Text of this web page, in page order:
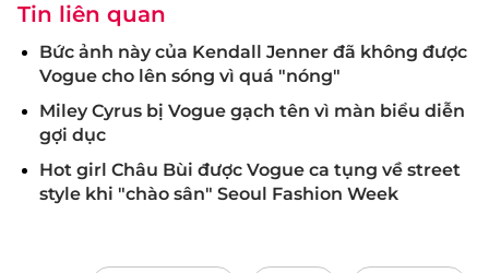
Tin liên quan
Bức ảnh này của Kendall Jenner đã không được
Vogue cho lên sóng vì quá "nóng"
Miley Cyrus bị Vogue gạch tên vì màn biểu diễn
gợi dục
Hot girl Châu Bùi được Vogue ca tụng về street
style khi "chào sân" Seoul Fashion Week